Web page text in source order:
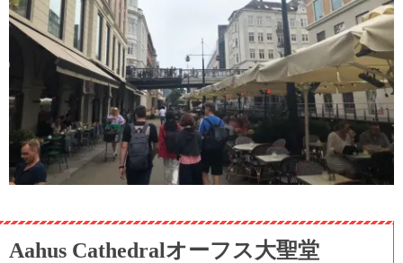
Aahus Cathedralオーフス大聖堂